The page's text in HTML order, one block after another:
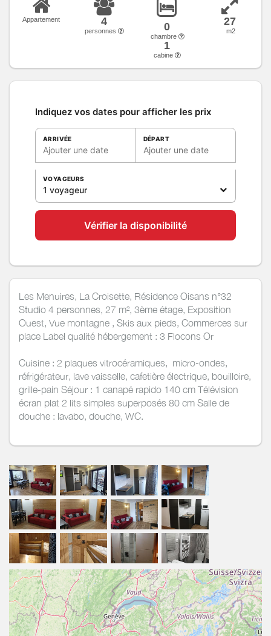
Appartement 4
personnes 0
chambre
1
cabine
27
m2
Indiquez vos dates pour afficher les prix
ARRIVÉE
Ajouter une date
DÉPART
Ajouter une date
VOYAGEURS
1 voyageur
Vérifier la disponibilité
Les Menuires, La Croisette, Résidence Oisans n°32
Studio 4 personnes, 27 m², 3ème étage, Exposition
Ouest, Vue montagne , Skis aux pieds, Commerces sur
place Label qualité hébergement : 3 Flocons Or
Cuisine : 2 plaques vitrocéramiques, micro-ondes,
réfrigérateur, lave vaisselle, cafetière électrique, bouilloire,
grille-pain Séjour : 1 canapé rapido 140 cm Télévision
écran plat 2 lits simples superposés 80 cm Salle de
douche : lavabo, douche, WC.